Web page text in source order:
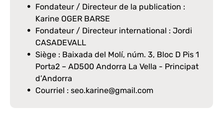
Fondateur / Directeur de la publication :
Karine OGER BARSE
Fondateur / Directeur international : Jordi
CASADEVALL
Siège : Baixada del Molí, núm. 3, Bloc D Pis 1
Porta2 – AD500 Andorra La Vella - Principat
d’Andorra
Courriel : seo.karine@gmail.com